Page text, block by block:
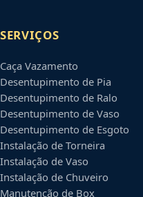
SERVIÇOS
Caça Vazamento
Desentupimento de Pia
Desentupimento de Ralo
Desentupimento de Vaso
Desentupimento de Esgoto
Instalação de Torneira
Instalação de Vaso
Instalação de Chuveiro
Manutenção de Box